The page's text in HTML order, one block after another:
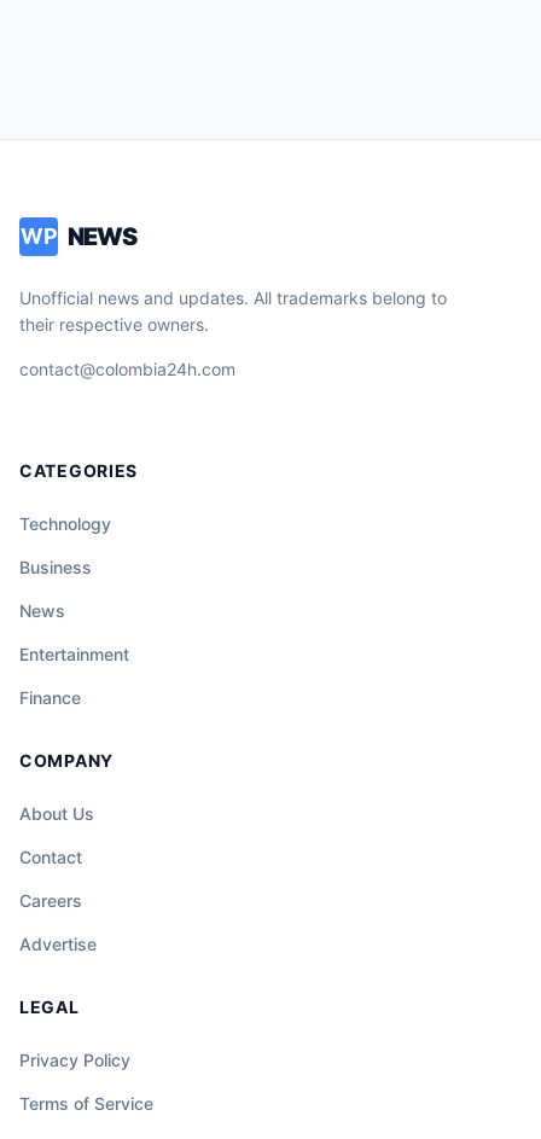
WP NEWS
Unofficial news and updates. All trademarks belong to
their respective owners.
contact@colombia24h.com
CATEGORIES
Technology
Business
News
Entertainment
Finance
COMPANY
About Us
Contact
Careers
Advertise
LEGAL
Privacy Policy
Terms of Service